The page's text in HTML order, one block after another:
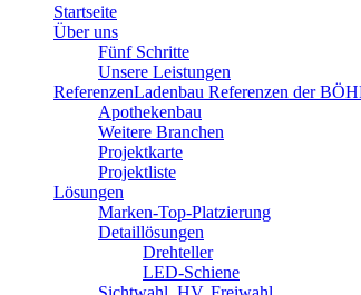
Startseite
Über uns
Fünf Schritte
Unsere Leistungen
ReferenzenLadenbau Referenzen der
Apothekenbau
Weitere Branchen
Projektkarte
Projektliste
Lösungen
Marken-Top-Platzierung
Detaillösungen
Drehteller
LED-Schiene